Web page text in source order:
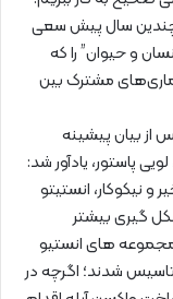
چندین سال پیش سعی
و حیوان” را که
مشترک بین
از بیان پیشینه
پاستور، یادآور شد:
و نیکوکار، انستیتو
گیری بیشتر
های انستیو
تاسیس شدند؛ اگرچه در